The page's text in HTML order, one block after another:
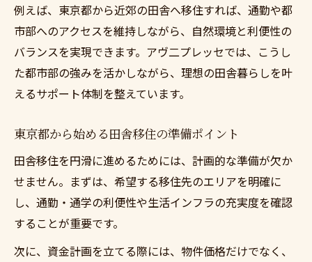
田舎移住を安心して始める不動産選びの基
本
田舎移住に適した物件探しのポイント解説
田舎移住で重視すべき不動産選びの注意点
田舎移住成功へ導く不動産サポート活用術
ワンストップ支援で不安のない田舎生活を実現
田舎移住を支えるワンストップ支援の魅力
田舎移住に役立つ手厚いサポート体制とは
ワンストップで安心できる田舎移住相談法
田舎移住後の生活をサポートするサービス
例えば、東京都から近郊の田舎へ移住すれば、通勤や都
市部へのアクセスを維持しながら、自然環境と利便性の
バランスを実現できます。アヴ二プレッセでは、こうし
た都市部の強みを活かしながら、理想の田舎暮らしを叶
えるサポート体制を整えています。
東京都から始める田舎移住の準備ポイント
田舎移住を円滑に進めるためには、計画的な準備が欠か
せません。まずは、希望する移住先のエリアを明確に
し、通勤・通学の利便性や生活インフラの充実度を確認
することが重要です。
次に、資金計画を立てる際には、物件価格だけでなく、